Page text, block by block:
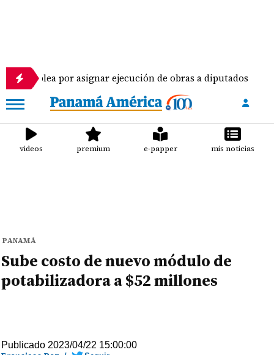
por asignar ejecución de obras a diputados
videos premium e-papper mis noticias
PANAMÁ
Sube costo de nuevo módulo de
potabilizadora a $52 millones
Publicado 2023/04/22 15:00:00